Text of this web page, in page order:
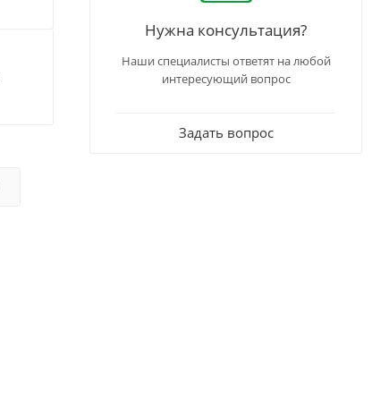
Нужна консультация?
Наши специалисты ответят на любой
интересующий вопрос
Задать вопрос